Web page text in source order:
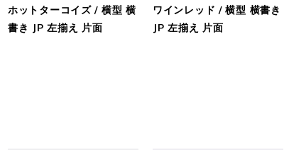
ホットターコイズ / 横型 横
書き JP 左揃え 片面
ワインレッド / 横型 横書き
JP 左揃え 片面